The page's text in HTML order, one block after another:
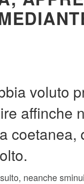
voluto
affinche
coetanea,
neanche